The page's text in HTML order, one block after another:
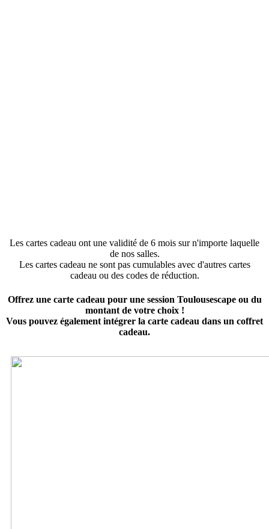
Les cartes cadeau ont une validité de 6 mois sur n'importe laquelle
de nos salles.
Les cartes cadeau ne sont pas cumulables avec d'autres cartes
cadeau ou des codes de réduction.
Offrez une carte cadeau pour une session Toulousescape ou du
montant de votre choix !
Vous pouvez également intégrer la carte cadeau dans un coffret
cadeau.